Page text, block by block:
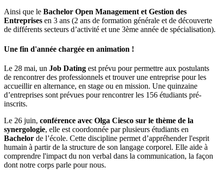
Ainsi que le Bachelor Open Management et Gestion des
Entreprises en 3 ans (2 ans de formation générale et de découverte
de différents secteurs d’activité et une 3ème année de spécialisation).
Une fin d'année chargée en animation !
Le 28 mai, un Job Dating est prévu pour permettre aux postulants
de rencontrer des professionnels et trouver une entreprise pour les
accueillir en alternance, en stage ou en mission. Une quinzaine
d’entreprises sont prévues pour rencontrer les 156 étudiants pré-
inscrits.
Le 26 juin, conférence avec Olga Ciesco sur le thème de la
synergologie, elle est coordonnée par plusieurs étudiants en
Bachelor de l’école. Cette discipline permet d’appréhender l'esprit
humain à partir de la structure de son langage corporel. Elle aide à
comprendre l'impact du non verbal dans la communication, la façon
dont notre corps parle pour nous.